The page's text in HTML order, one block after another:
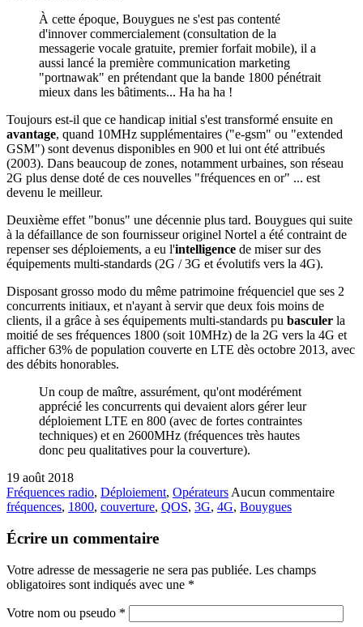
À cette époque, Bouygues ne s'est pas contenté
d'innover commercialement (consultation de la
messagerie vocale gratuite, premier forfait mobile), il a
aussi lancé la première communication marketing
"portnawak" en prétendant que la bande 1800 pénétrait
mieux dans les bâtiments... Ha ha ha !
Toujours est-il que ce handicap initial s'est transformé ensuite en
avantage, quand 10MHz supplémentaires ("e-gsm" ou "extended
GSM") sont devenus disponibles en 900 et lui ont été attribués
(2003). Dans beaucoup de zones, notamment urbaines, son réseau
2G plus dense doté de ces nouvelles "fréquences en or" ... est
devenu le meilleur.
Deuxième effet "bonus" une décennie plus tard. Bouygues qui suite
à la défaillance de son fournisseur originel Nortel a été contraint de
repenser ses déploiements, a eu l'intelligence de miser sur des
équipements multi-standards (2G / 3G et évolutifs vers la 4G).
Disposant grosso modo du même patrimoine fréquenciel que ses 2
concurrents initiaux, et n'ayant à servir que deux fois moins de
clients, il a grâce à ses équipements multi-standards pu basculer la
moitié de ses fréquences 1800 (soit 10MHz) de la 2G vers la 4G et
afficher 63% de population couverte en LTE dès octobre 2013, avec
des débits honorables.
Un coup de maître, assurément, qu'ont modérément
apprécié les concurrents qui devaient alors gérer leur
déploiement LTE en 800 (avec de fortes contraintes
techniques) et en 2600MHz (fréquences très hautes
donc peu qualitatives pour la couverture).
19 août 2018
Fréquences radio, Déploiement, Opérateurs Aucun commentaire
fréquences, 1800, couverture, QOS, 3G, 4G, Bouygues
Écrire un commentaire
Votre adresse de messagerie ne sera pas publiée. Les champs
obligatoires sont indiqués avec une *
Votre nom ou pseudo *